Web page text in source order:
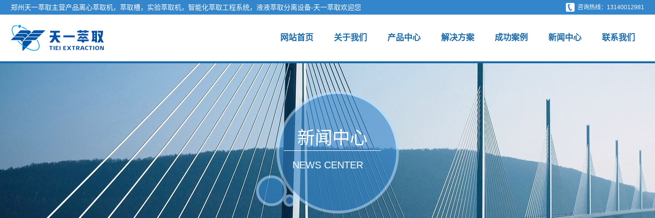
郑州天一萃取主营产品离心萃取机，萃取槽，实验萃取机，智能化萃取工程系统，液液萃取分离设备-天一萃取欢迎您 咨询热线：13140012981
网站首页 关于我们 产品中心 解决方案 成功案例 新闻中心 联系我们
新闻中心
NEWS CENTER